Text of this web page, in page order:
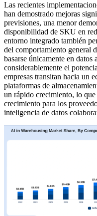
Las recientes
han demostrado mejoras
previsiones, una menor
disponibilidad de SKU en
entorno integrado también
del comportamiento general
basarse únicamente en
considerablemente el
empresas transitan hacia un
plataformas de
un rápido crecimiento, lo
crecimiento para los
inteligencia de datos